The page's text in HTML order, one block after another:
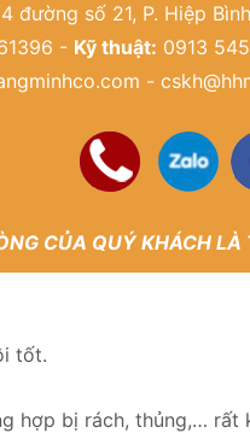
đường số 21, P. Hiệp
- Kỹ thuật: 0913
-
CỦA QUÝ KHÁCH
tốt.
hợp bị rách, thủng,… rất